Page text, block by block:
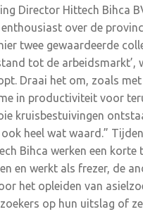
Director Hittech Bihca
over de
twee gewaardeerde
tot de
Draai het om, zoals
in productiviteit voor
kruisbestuivingen
heel wat waard.”
Bihca werken een
en werkt als frezer, de
het opleiden van
op hun uitslag of